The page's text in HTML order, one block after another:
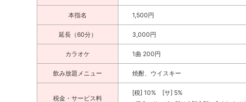
本指名 1,500円
延長（60分） 3,000円
カラオケ 1曲 200円
飲み放題メニュー 焼酎、ウイスキー
税金・サービス料
[税] 10% [サ] 5%